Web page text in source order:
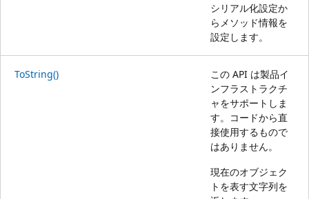
シリアル化設定か
らメソッド情報を
設定します。
ToString()
この API は製品イ
ンフラストラクチ
ャをサポートしま
す。コードから直
接使用するもので
はありません。
現在のオブジェク
トを表す文字列を